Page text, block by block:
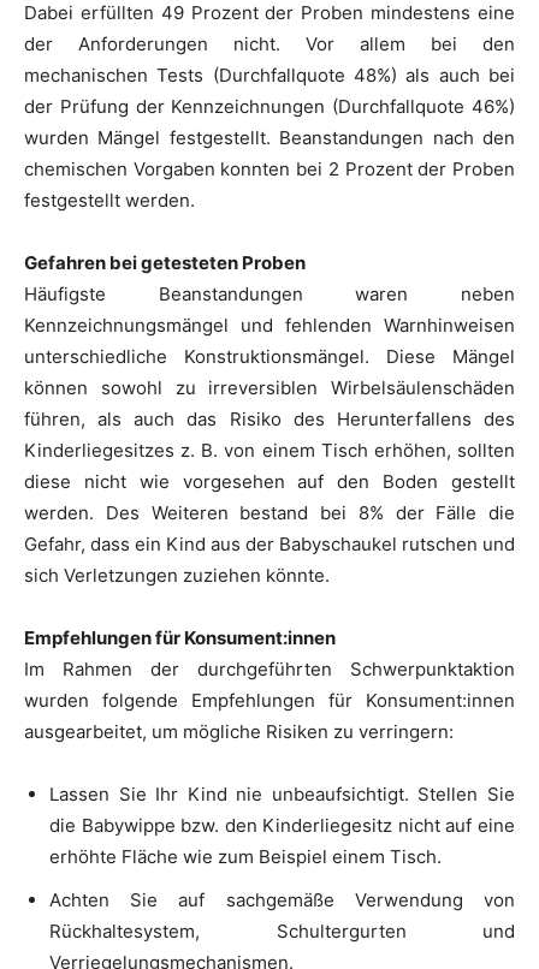
Dabei erfüllten 49 Prozent der Proben mindestens eine
der Anforderungen nicht. Vor allem bei den
mechanischen Tests (Durchfallquote 48%) als auch bei
der Prüfung der Kennzeichnungen (Durchfallquote 46%)
wurden Mängel festgestellt. Beanstandungen nach den
chemischen Vorgaben konnten bei 2 Prozent der Proben
festgestellt werden.
Gefahren bei getesteten Proben
Häufigste Beanstandungen waren neben
Kennzeichnungsmängel und fehlenden Warnhinweisen
unterschiedliche Konstruktionsmängel. Diese Mängel
können sowohl zu irreversiblen Wirbelsäulenschäden
führen, als auch das Risiko des Herunterfallens des
Kinderliegesitzes z. B. von einem Tisch erhöhen, sollten
diese nicht wie vorgesehen auf den Boden gestellt
werden. Des Weiteren bestand bei 8% der Fälle die
Gefahr, dass ein Kind aus der Babyschaukel rutschen und
sich Verletzungen zuziehen könnte.
Empfehlungen für Konsument:innen
Im Rahmen der durchgeführten Schwerpunktaktion
wurden folgende Empfehlungen für Konsument:innen
ausgearbeitet, um mögliche Risiken zu verringern:
Lassen Sie Ihr Kind nie unbeaufsichtigt. Stellen Sie
die Babywippe bzw. den Kinderliegesitz nicht auf eine
erhöhte Fläche wie zum Beispiel einem Tisch.
Achten Sie auf sachgemäße Verwendung von
Rückhaltesystem, Schultergurten und
Verriegelungsmechanismen.